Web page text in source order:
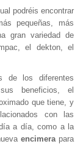
podréis encontrar
pequeñas, más
gran variedad de
el dekton, el
de los diferentes
beneficios, el
que tiene, y
con las
a día, como a la
encimerapara